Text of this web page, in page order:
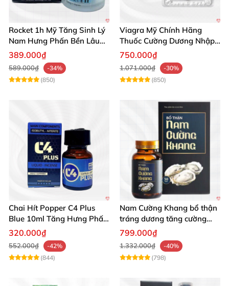
Rocket 1h Mỹ Tăng Sinh Lý
Nam Hưng Phấn Bền Lâu
Mạnh Mẽ
389.000₫
589.000₫
-34%
(850)
Viagra Mỹ Chính Hãng
Thuốc Cường Dương Nhập
Khẩu Chính Ngạch
750.000₫
1.071.000₫
-30%
(850)
Chai Hít Popper C4 Plus
Blue 10ml Tăng Hưng Phấn
Mạnh Mẽ
320.000₫
552.000₫
-42%
(844)
Nam Cường Khang bổ thận
tráng dương tăng cường
sinh lực bền lâu
799.000₫
1.332.000₫
-40%
(798)